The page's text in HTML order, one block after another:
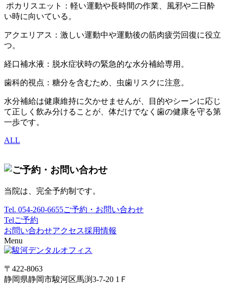
ポカリスエット：軽い運動や長時間の作業、風邪や二日酔
い時に向いている。
アクエリアス：激しい運動中や運動後の筋肉疲労回復に役立
つ。
経口補水液：脱水症状時の緊急的な水分補給専用。
歯科的視点：糖分を含むため、虫歯リスクに注意。
水分補給は健康維持に欠かせませんが、目的やシーンに応じ
て正しく飲み分けることが、体だけでなく歯の健康を守る第
一歩です。
ALL
当院は、完全予約制です。
Tel. 054-260-6655ご予約・お問い合わせ
Telご予約
お問い合わせアクセス採用情報
Menu
〒422-8063
静岡県静岡市駿河区馬渕3-7-20 1Ｆ